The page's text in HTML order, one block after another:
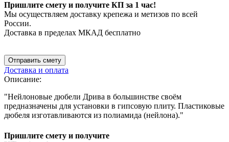
Пришлите смету и получите КП за 1 час!
Мы осуществляем доставку крепежа и метизов по всей
России.
Доставка в пределах МКАД бесплатно
Отправить смету
Доставка и оплата
Описание:
"Нейлоновые дюбели Дрива в большинстве своём
предназначены для установки в гипсовую плиту. Пластиковые
дюбеля изготавливаются из полиамида (нейлона)."
Пришлите смету и получите